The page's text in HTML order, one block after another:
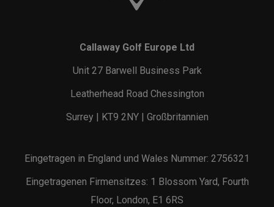
Callaway Golf Europe Ltd
Unit 27 Barwell Business Park
Leatherhead Road Chessington
Surrey | KT9 2NY | Großbritannien
Eingetragen in England und Wales Nummer: 2756321
Eingetragenen Firmensitzes: 1 Blossom Yard, Fourth
Floor, London, E1 6RS